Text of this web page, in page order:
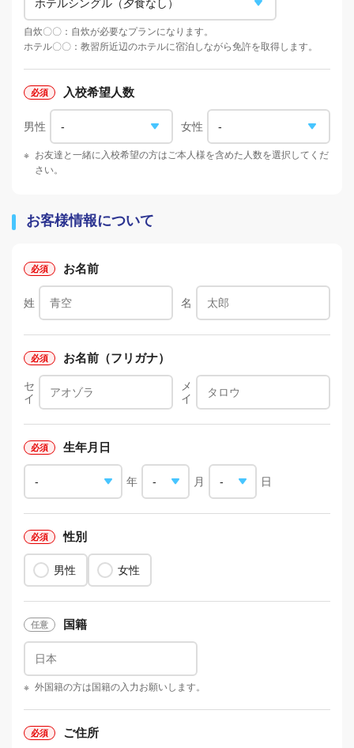
自炊〇〇：自炊が必要なプランになります。
ホテル〇〇：教習所近辺のホテルに宿泊しながら免許を取得します。
入校希望人数
男性 女性
※ お友達と一緒に入校希望の方はご本人様を含めた人数を選択してくだ
さい。
お客様情報について
お名前
姓 名
お名前（フリガナ）
セ
イ
メ
イ
生年月日
年 月 日
性別
男性 女性
国籍
※ 外国籍の方は国籍の入力お願いします。
ご住所